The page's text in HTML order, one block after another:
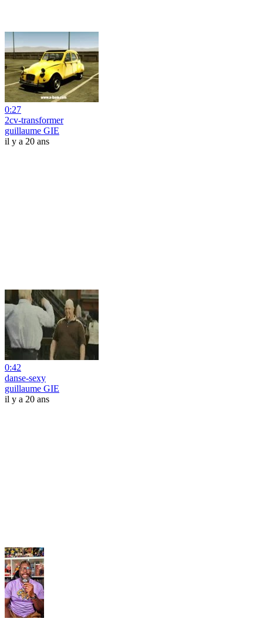
0:27
2cv-transformer
guillaume GIE
il y a 20 ans
0:42
danse-sexy
guillaume GIE
il y a 20 ans